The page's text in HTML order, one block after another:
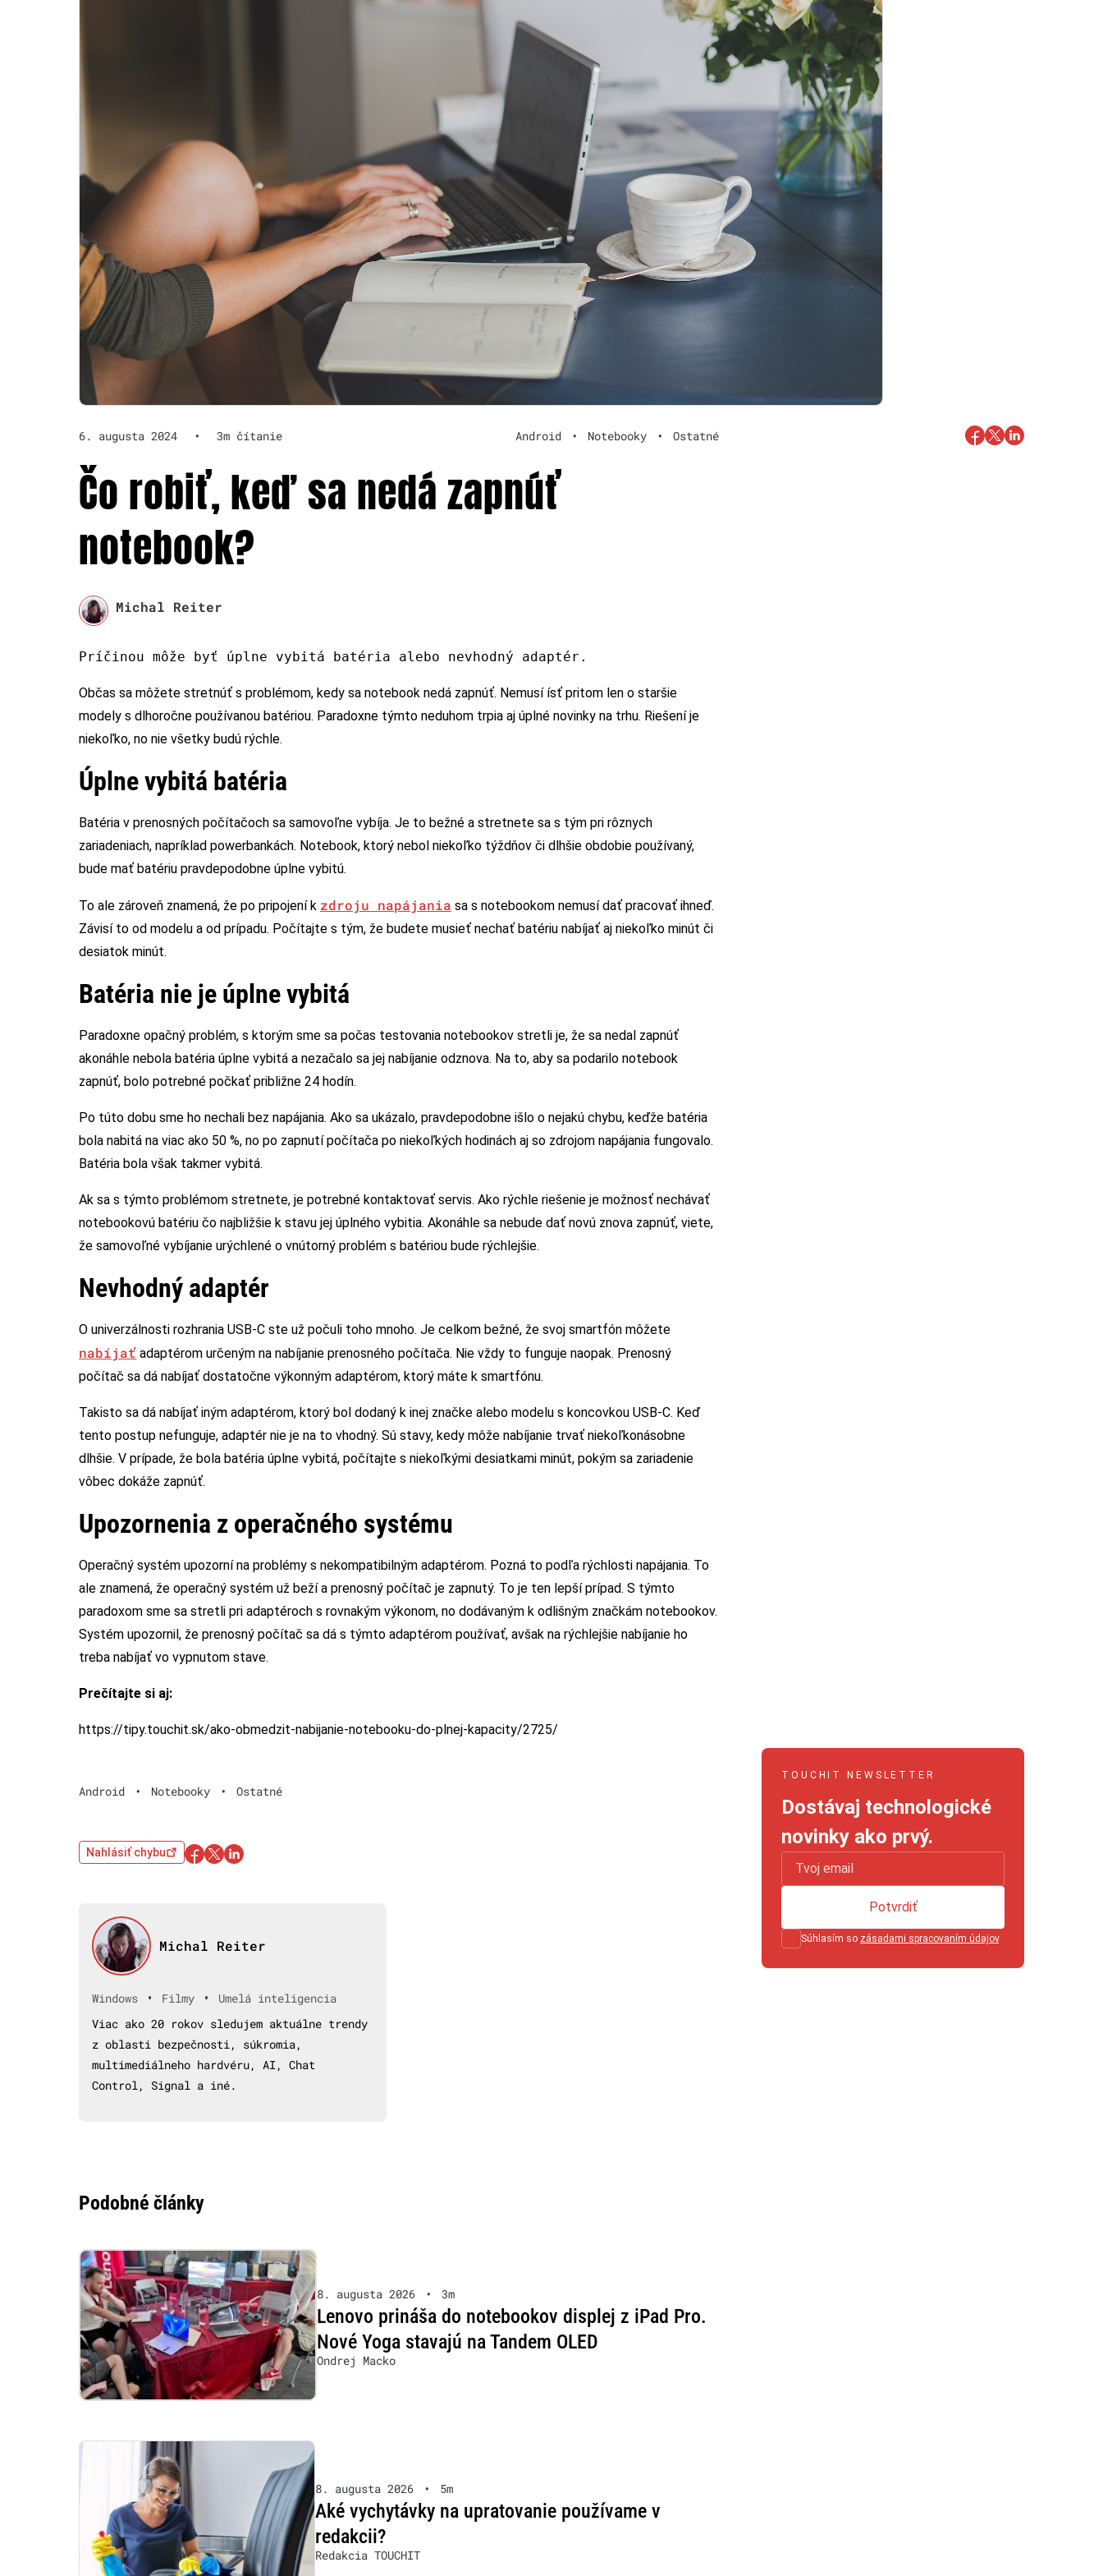
6. augusta 2024 • 3m čítanie Android • Notebooky • Ostatné
Čo robiť, keď sa nedá zapnúť
notebook?
Michal Reiter
Príčinou môže byť úplne vybitá batéria alebo nevhodný adaptér.
Občas sa môžete stretnúť s problémom, kedy sa notebook nedá zapnúť. Nemusí ísť pritom len o staršie
modely s dlhoročne používanou batériou. Paradoxne týmto neduhom trpia aj úplné novinky na trhu. Riešení je
niekoľko, no nie všetky budú rýchle.
Úplne vybitá batéria
Batéria v prenosných počítačoch sa samovoľne vybíja. Je to bežné a stretnete sa s tým pri rôznych
zariadeniach, napríklad powerbankách. Notebook, ktorý nebol niekoľko týždňov či dlhšie obdobie používaný,
bude mať batériu pravdepodobne úplne vybitú.
To ale zároveň znamená, že po pripojení k zdroju napájania sa s notebookom nemusí dať pracovať ihneď.
Závisí to od modelu a od prípadu. Počítajte s tým, že budete musieť nechať batériu nabíjať aj niekoľko minút či
desiatok minút.
Batéria nie je úplne vybitá
Paradoxne opačný problém, s ktorým sme sa počas testovania notebookov stretli je, že sa nedal zapnúť
akonáhle nebola batéria úplne vybitá a nezačalo sa jej nabíjanie odznova. Na to, aby sa podarilo notebook
zapnúť, bolo potrebné počkať približne 24 hodín.
Po túto dobu sme ho nechali bez napájania. Ako sa ukázalo, pravdepodobne išlo o nejakú chybu, keďže batéria
bola nabitá na viac ako 50 %, no po zapnutí počítača po niekoľkých hodinách aj so zdrojom napájania fungovalo.
Batéria bola však takmer vybitá.
Ak sa s týmto problémom stretnete, je potrebné kontaktovať servis. Ako rýchle riešenie je možnosť nechávať
notebookovú batériu čo najbližšie k stavu jej úplného vybitia. Akonáhle sa nebude dať novú znova zapnúť, viete,
že samovoľné vybíjanie urýchlené o vnútorný problém s batériou bude rýchlejšie.
Nevhodný adaptér
O univerzálnosti rozhrania USB-C ste už počuli toho mnoho. Je celkom bežné, že svoj smartfón môžete
nabíjať adaptérom určeným na nabíjanie prenosného počítača. Nie vždy to funguje naopak. Prenosný
počítač sa dá nabíjať dostatočne výkonným adaptérom, ktorý máte k smartfónu.
Takisto sa dá nabíjať iným adaptérom, ktorý bol dodaný k inej značke alebo modelu s koncovkou USB-C. Keď
tento postup nefunguje, adaptér nie je na to vhodný. Sú stavy, kedy môže nabíjanie trvať niekoľkonásobne
dlhšie. V prípade, že bola batéria úplne vybitá, počítajte s niekoľkými desiatkami minút, pokým sa zariadenie
vôbec dokáže zapnúť.
Upozornenia z operačného systému
Operačný systém upozorní na problémy s nekompatibilným adaptérom. Pozná to podľa rýchlosti napájania. To
ale znamená, že operačný systém už beží a prenosný počítač je zapnutý. To je ten lepší prípad. S týmto
paradoxom sme sa stretli pri adaptéroch s rovnakým výkonom, no dodávaným k odlišným značkám notebookov.
Systém upozornil, že prenosný počítač sa dá s týmto adaptérom používať, avšak na rýchlejšie nabíjanie ho
treba nabíjať vo vypnutom stave.
Prečítajte si aj:
https://tipy.touchit.sk/ako-obmedzit-nabijanie-notebooku-do-plnej-kapacity/2725/
Android • Notebooky • Ostatné
Nahlásiť chybu
Michal Reiter
Windows • Filmy •
Umelá inteligencia
Viac ako 20 rokov sledujem aktuálne trendy
z oblasti bezpečnosti, súkromia,
multimediálneho hardvéru, AI, Chat
Control, Signal a iné.
Podobné články
8. augusta 2026 • 3m
Lenovo prináša do notebookov displej z iPad Pro.
Nové Yoga stavajú na Tandem OLED
Ondrej Macko
8. augusta 2026 • 5m
Aké vychytávky na upratovanie používame v
redakcii?
Redakcia TOUCHIT
TOUCHIT NEWSLETTER
Dostávaj technologické
novinky ako prvý.
Súhlasím so zásadami spracovaním údajov.
Potvrdiť